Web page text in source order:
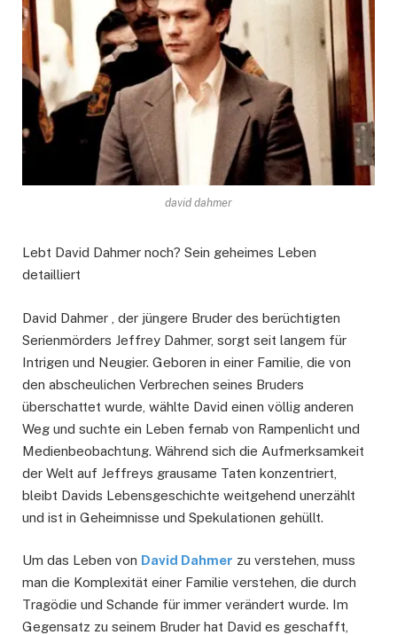
david dahmer
Lebt David Dahmer noch? Sein geheimes Leben
detailliert
David Dahmer , der jüngere Bruder des berüchtigten
Serienmörders Jeffrey Dahmer, sorgt seit langem für
Intrigen und Neugier. Geboren in einer Familie, die von
den abscheulichen Verbrechen seines Bruders
überschattet wurde, wählte David einen völlig anderen
Weg und suchte ein Leben fernab von Rampenlicht und
Medienbeobachtung. Während sich die Aufmerksamkeit
der Welt auf Jeffreys grausame Taten konzentriert,
bleibt Davids Lebensgeschichte weitgehend unerzählt
und ist in Geheimnisse und Spekulationen gehüllt.
Um das Leben von David Dahmer zu verstehen, muss
man die Komplexität einer Familie verstehen, die durch
Tragödie und Schande für immer verändert wurde. Im
Gegensatz zu seinem Bruder hat David es geschafft,